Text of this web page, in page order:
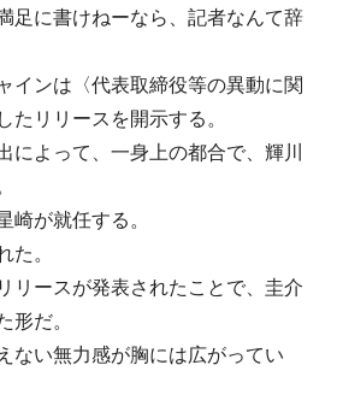
足に書けねーなら、記者なんて辞
インは〈代表取締役等の異動に関
たリリースを開示する。
よって、一身上の都合で、輝川
が就任する。
た。
リースが発表されたことで、圭介
形だ。
ない無力感が胸には広がってい